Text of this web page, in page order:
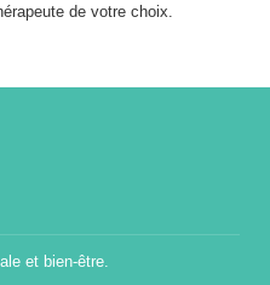
de votre choix.
et bien-être.